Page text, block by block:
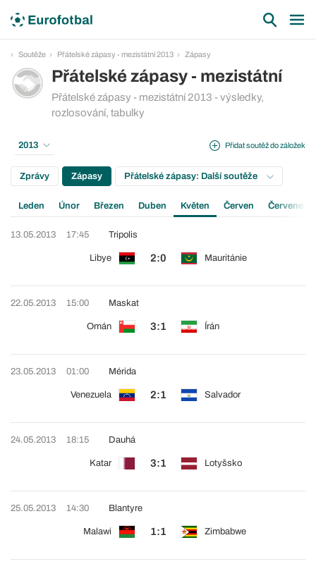
Soutěže Přátelské zápasy - mezistátní 2013 Zápasy
Přátelské zápasy - mezistátní
Přátelské zápasy - mezistátní 2013 - výsledky,
rozlosování, tabulky
Přidat soutěž do záložek
2013
Zprávy Zápasy Přátelské zápasy: Další soutěže
Leden Únor Březen Duben Květen Červen Červenec
13.05.2013 17:45
Libye 2:0 Mauritánie
Tripolis
22.05.2013 15:00
Omán 3:1 Írán
Maskat
23.05.2013 01:00
Venezuela 2:1 Salvador
Mérida
24.05.2013 18:15
Katar 3:1 Lotyšsko
Dauhá
25.05.2013 14:30
Malawi 1:1 Zimbabwe
Blantyre